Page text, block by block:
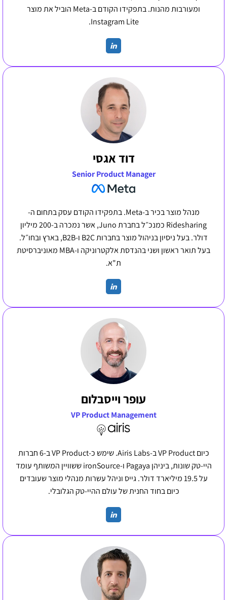
ומעורבות מהנות. בתפקידו הקודם ב-Meta הוביל את מוצר
Instagram Lite.
דוד אגסי
Senior Product Manager
מנהל מוצר בכיר ב-Meta. בתפקידו הקודם עסק בתחום ה-
Ridesharing כמנכ״ל בחברת Juno, אשר נמכרה ב-200 מיליון
דולר. בעל ניסיון בניהול מוצר בחברות B2C ו-B2B, בארץ ובחו״ל.
בעל תואר ראשון ושני בהנדסת אלקטרוניקה ו-MBA מאוניברסיטת
ת"א.
עופר וייסבלום
VP Product Management
כיום VP Product ב-Airis Labs. שימש כ-VP Product ב-6 חברות
היי-טק שונות, ביניהן Pagaya ו-ironSource ששוויין המשותף עומד
על 19.5 מיליארד דולר. גייס וניהל עשרות מנהלי מוצר שעובדים
כיום בחוד החנית של עולם ההיי-טק הגלובלי.